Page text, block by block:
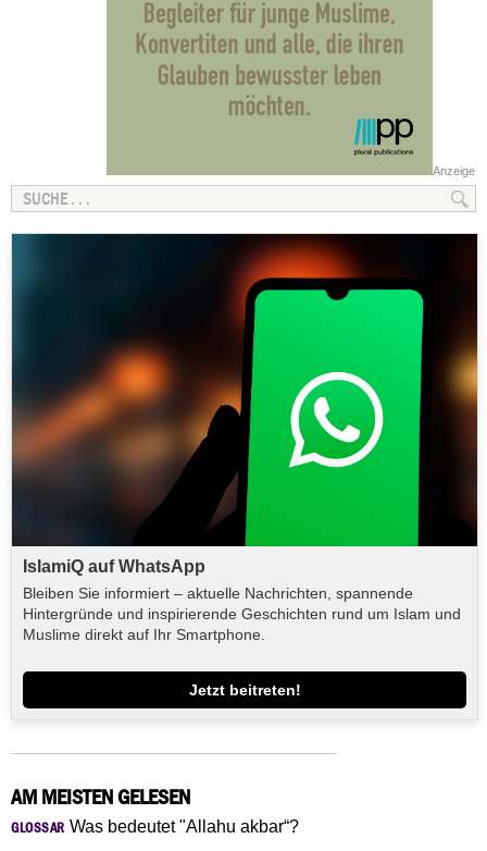
Anzeige
IslamiQ auf WhatsApp
Bleiben Sie informiert – aktuelle Nachrichten, spannende
Hintergründe und inspirierende Geschichten rund um Islam und
Muslime direkt auf Ihr Smartphone.
Jetzt beitreten!
AM MEISTEN GELESEN
GLOSSAR Was bedeutet "Allahu akbar“?